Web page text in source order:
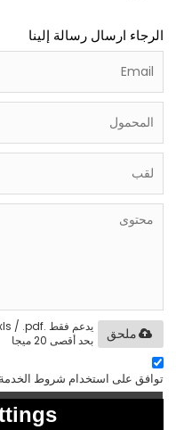
الرجاء ارسال رسالة إلينا
بحد أقصى 20 ميجا
ملحق
توافق على استخدام شروط